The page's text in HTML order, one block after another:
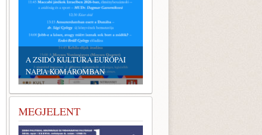
EMLÉKTÁBLÁT ÁLLÍTOTTAK
A KÖRÖSTARCSÁRÓL
ELHURCOLT ZSIDÓSÁG
TISZTELETÉRE
MEGJELENT